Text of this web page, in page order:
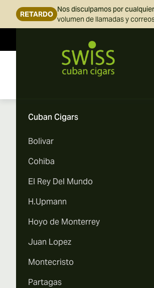
RETARDO
Nos disculpamos por
volumen de llamadas y
Cuban Cigars
Bolivar
Cohiba
El Rey Del Mundo
H.Upmann
Hoyo de Monterrey
Juan Lopez
Montecristo
Partagas